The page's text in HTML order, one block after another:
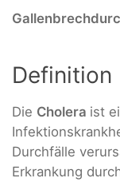
Definition
Die Cholera ist
Durchfälle
Erkrankung